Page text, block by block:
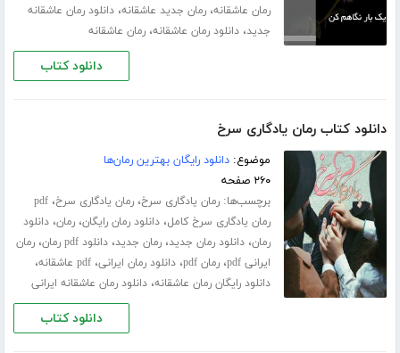
رمان عاشقانه،رمان جدید عاشقانه،دانلود رمان عاشقانه
جدید،دانلود رمان عاشقانه،رمان عاشقانه
دانلود کتاب
دانلود کتاب رمان یادگاری سرخ
موضوع:دانلود رایگان بهترین رمان‌ها
۲۶۰ صفحه
برچسب‌ها:رمان یادگاری سرخ،رمان یادگاری سرخ،pdf
رمان یادگاری سرخ کامل،دانلود رمان رایگان،رمان،دانلود
رمان،دانلود رمان جدید،رمان جدید،دانلود pdf رمان ،رمان
ایرانی pdf
،رمان pdf ،دانلود رمان ایرانی،pdf عاشقانه ،
دانلود رایگان رمان عاشقانه،دانلود رمان عاشقانه ایرانی
دانلود کتاب